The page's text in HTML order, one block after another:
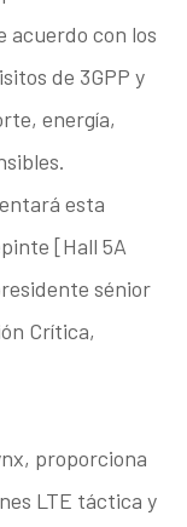
acuerdo con los
de 3GPP y
energía,
esta
[Hall 5A
sénior
Crítica,
proporciona
LTE táctica y